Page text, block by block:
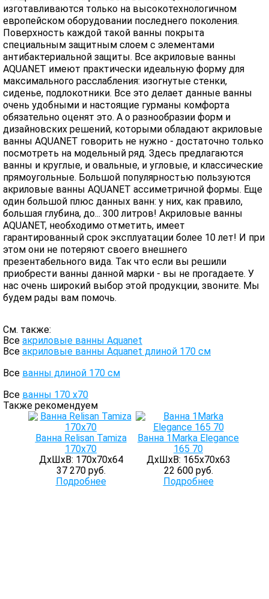
изготавливаются только на высокотехнологичном
европейском оборудовании последнего поколения.
Поверхность каждой такой ванны покрыта
специальным защитным слоем с элементами
антибактериальной защиты. Все акриловые ванны
AQUANET имеют практически идеальную форму для
максимального расслабления: изогнутые стенки,
сиденье, подлокотники. Все это делает данные ванны
очень удобными и настоящие гурманы комфорта
обязательно оценят это. А о разнообразии форм и
дизайновских решений, которыми обладают акриловые
ванны AQUANET говорить не нужно - достаточно только
посмотреть на модельный ряд. Здесь предлагаются
ванны и круглые, и овальные, и угловые, и классические
прямоугольные. Большой популярностью пользуются
акриловые ванны AQUANET ассиметричной формы. Еще
один большой плюс данных ванн: у них, как правило,
большая глубина, до... 300 литров! Акриловые ванны
AQUANET, необходимо отметить, имеет
гарантированный срок эксплуатации более 10 лет! И при
этом они не потеряют своего внешнего
презентабельного вида. Так что если вы решили
приобрести ванны данной марки - вы не прогадаете. У
нас очень широкий выбор этой продукции, звоните. Мы
будем рады вам помочь.
См. также:
Все акриловые ванны Aquanet
Все акриловые ванны Aquanet длиной 170 см
Все ванны длиной 170 см
Все ванны 170 х70
Также рекомендуем
Ванна Relisan Tamiza
170x70
ДхШхВ: 170х70х64
37 270 руб.
Подробнее
Ванна 1Marka Elegance
165 70
ДхШхВ: 165х70х63
22 600 руб.
Подробнее